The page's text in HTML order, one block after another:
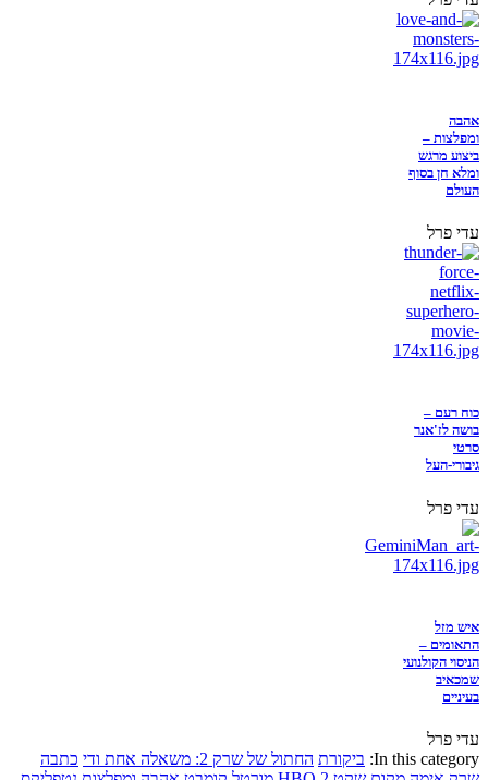
אהבה
ומפלצות –
ביצוע מרגש
ומלא חן בסוף
העולם
עדי פרל
כוח רעם –
בושה לז'אנר
סרטי
גיבורי-העל
עדי פרל
איש מזל
התאומים –
הניסוי הקולנועי
שמכאיב
בעיניים
עדי פרל
In this category: ביקורת החתול של שרק 2: משאלה אחת ודי
כתבה